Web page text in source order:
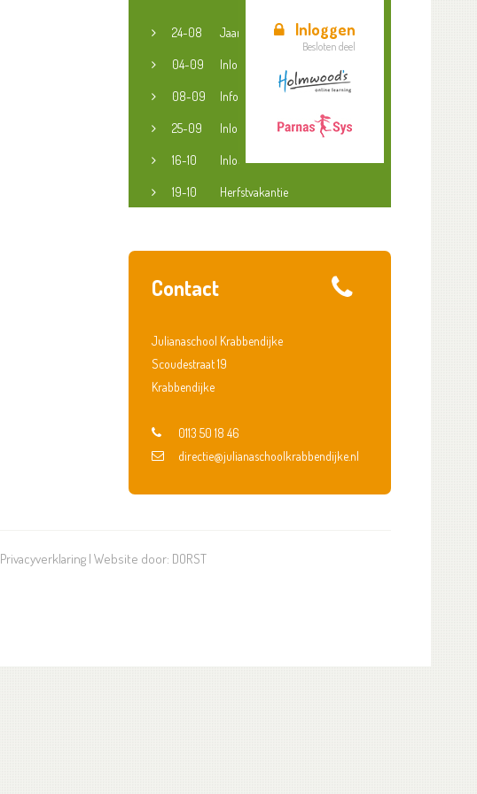
Inloggen
Besloten deel
24-08 Jaaropening
04-09 Inloopspreekuur jeugdconsulent
08-09 Informatieavond groep 3-8
25-09 Inloopspreekuur jeugdconsulent
16-10 Inloopspreekuur jeugdconsulent
19-10 Herfstvakantie
Contact
Julianaschool Krabbendijke
Scoudestraat 19
Krabbendijke
0113 50 18 46
directie@julianaschoolkrabbendijke.nl
Privacyverklaring | Website door: DORST